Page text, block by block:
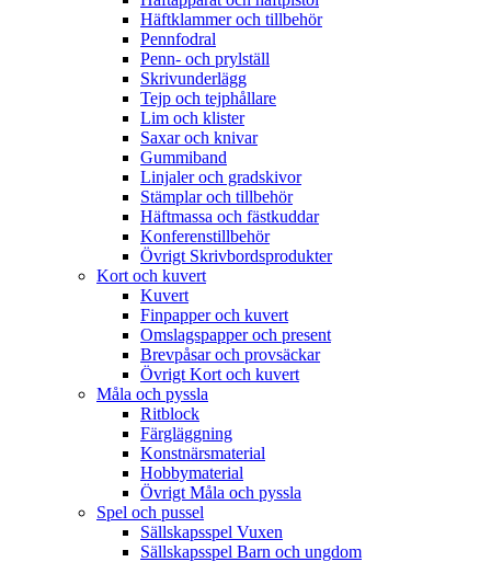
Häftklammer och tillbehör
Pennfodral
Penn- och prylställ
Skrivunderlägg
Tejp och tejphållare
Lim och klister
Saxar och knivar
Gummiband
Linjaler och gradskivor
Stämplar och tillbehör
Häftmassa och fästkuddar
Konferenstillbehör
Övrigt Skrivbordsprodukter
Kort och kuvert
Kuvert
Finpapper och kuvert
Omslagspapper och present
Brevpåsar och provsäckar
Övrigt Kort och kuvert
Måla och pyssla
Ritblock
Färgläggning
Konstnärsmaterial
Hobbymaterial
Övrigt Måla och pyssla
Spel och pussel
Sällskapsspel Vuxen
Sällskapsspel Barn och ungdom